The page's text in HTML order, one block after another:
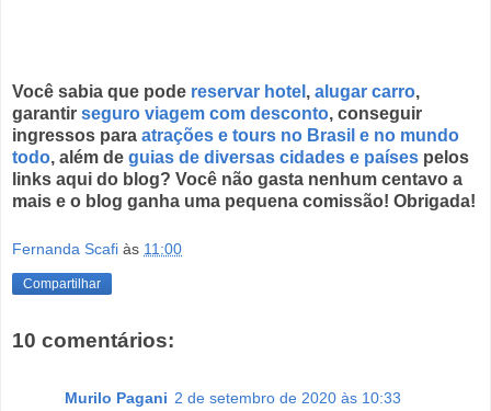
Você sabia que pode reservar hotel , alugar carro,
garantir seguro viagem com desconto, conseguir
ingressos para atrações e tours no Brasil e no mundo
todo, além de guias de diversas cidades e países pelos
links aqui do blog? Você não gasta nenhum centavo a
mais e o blog ganha uma pequena comissão! Obrigada!
Fernanda Scafi às 11:00
Compartilhar
10 comentários:
Murilo Pagani 2 de setembro de 2020 às 10:33